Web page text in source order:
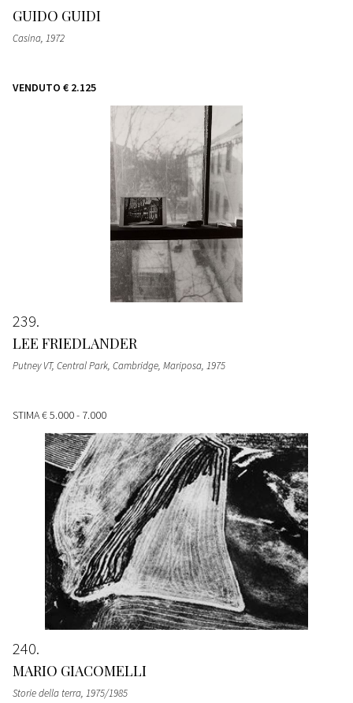
GUIDO GUIDI
Casina, 1972
VENDUTO € 2.125
239
LEE FRIEDLANDER
Putney VT, Central Park, Cambridge, Mariposa, 1975
STIMA€ 5.000 - 7.000
240
MARIO GIACOMELLI
Storie della terra, 1975/1985